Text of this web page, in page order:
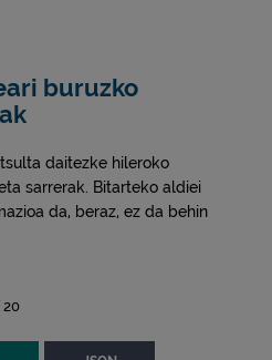
buruzko
daitezke hileroko
sarrerak. Bitarteko aldiei
da, beraz, ez da behin
20